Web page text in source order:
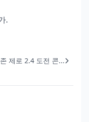
.
제로 2.4 도전 콘...